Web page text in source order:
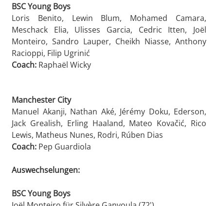
BSC Young Boys
Loris Benito, Lewin Blum, Mohamed Camara,
Meschack Elia, Ulisses Garcia, Cedric Itten, Joël
Monteiro, Sandro Lauper, Cheikh Niasse, Anthony
Racioppi, Filip Ugrinić
Coach: Raphaël Wicky
Manchester City
Manuel Akanji, Nathan Aké, Jérémy Doku, Ederson,
Jack Grealish, Erling Haaland, Mateo Kovačić, Rico
Lewis, Matheus Nunes, Rodri, Rúben Dias
Coach: Pep Guardiola
Auswechselungen:
BSC Young Boys